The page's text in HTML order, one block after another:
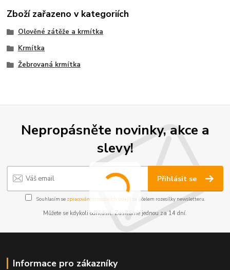
Zboží zařazeno v kategoriích
Olověné zátěže a krmítka
Krmítka
Žebrovaná krmítka
Nepropásněte novinky, akce a
slevy!
Přihlásit se
Souhlasím se zpracováním osobních údajůza účelem rozesílky newsletteru.
Můžete se kdykoli odhlásit. Zasíláme jednou za 14 dní.
Informace pro zákazníky